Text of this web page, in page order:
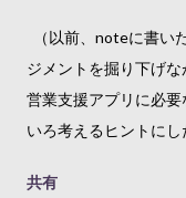
コミュニケーション
ているか 営業活動管
言えます。 自分たち
も実現する活動へ 誰
ントするには、営業
（以前、noteに書い
ジメントを掘り下げ
営業支援アプリに必
いろ考えるヒントに
は、個別の案件や、
共有